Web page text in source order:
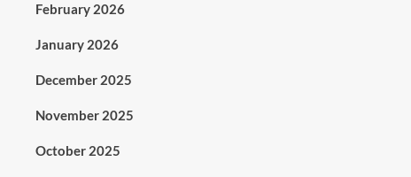
February 2026
January 2026
December 2025
November 2025
October 2025